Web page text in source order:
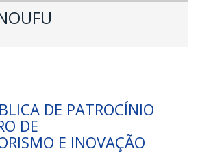
DE PATROCÍNIO
DE
E INOVAÇÃO